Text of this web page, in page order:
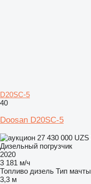
D20SC-5
40
Doosan D20SC-5
27 430 000 UZS
Дизельный погрузчик
2020
3 181 м/ч
Топливо дизель Тип мачты
3,3 м